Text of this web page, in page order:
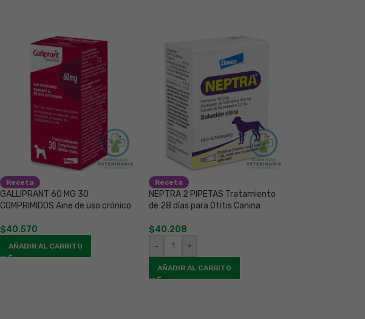
Receta
GALLIPRANT 60 MG 30
COMPRIMIDOS Aine de uso crónico
$40.570
AÑADIR AL CARRITO
Receta
NEPTRA 2 PIPETAS Tratamiento
de 28 días para Otitis Canina
$40.208
-
+
AÑADIR AL CARRITO